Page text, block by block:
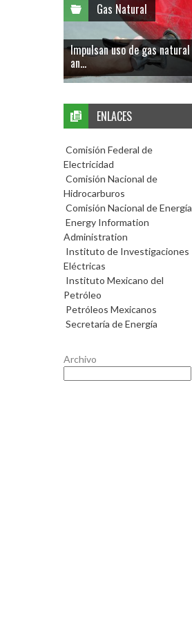
Gas Natural
Impulsan uso de gas natural
an...
ENLACES
Comisión Federal de
Electricidad
Comisión Nacional de
Hidrocarburos
Comisión Nacional de Energía
Energy Information
Administration
Instituto de Investigaciones
Eléctricas
Instituto Mexicano del
Petróleo
Petróleos Mexicanos
Secretaría de Energía
Archivo